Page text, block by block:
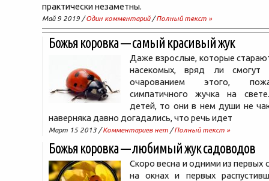
практически незаметны.
Май 9 2019 /Один комментарий/Полный текст »
Божья коровка — самый красивый жук
Даже взрослые, которые
насекомых, вряд ли смогут
очарованием этого,
симпатичного жучка на
детей, то они в нем души не
наверняка давно догадались, что речь идет
Март 15 2013 /Комментариев нет /Полный текст »
Божья коровка — любимый жук садоводов
Скоро весна и одними из первых
на окнах и первых